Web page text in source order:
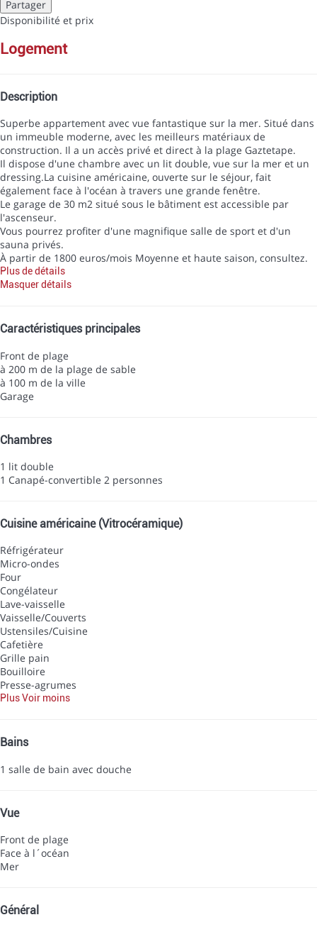
Partager
Disponibilité et prix
logement
Description
Superbe appartement avec vue fantastique sur la mer. Situé dans
un immeuble moderne, avec les meilleurs matériaux de
construction. Il a un accès privé et direct à la plage Gaztetape.
Il dispose d'une chambre avec un lit double, vue sur la mer et un
dressing.La cuisine américaine, ouverte sur le séjour, fait
également face à l'océan à travers une grande fenêtre.
Le garage de 30 m2 situé sous le bâtiment est accessible par
l'ascenseur.
Vous pourrez profiter d'une magnifique salle de sport et d'un
sauna privés.
À partir de 1800 euros/mois Moyenne et haute saison, consultez.
Plus de détails
Masquer détails
Caractéristiques principales
Front de plage
à 200 m de la plage de sable
à 100 m de la ville
Garage
Chambres
1 lit double
1 Canapé-convertible 2 personnes
Cuisine américaine (Vitrocéramique)
Réfrigérateur
Micro-ondes
Four
Congélateur
Lave-vaisselle
Vaisselle/Couverts
Ustensiles/Cuisine
Cafetière
Grille pain
Bouilloire
Presse-agrumes
PlusVoir moins
Bains
1 salle de bain avec douche
Vue
Front de plage
Face à l´océan
Mer
Général